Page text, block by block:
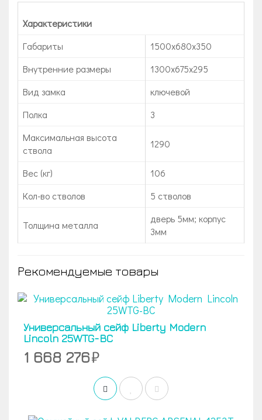
Характеристики
Габариты
1500x680x350
Внутренние размеры
1300х675х295
Вид замка
ключевой
Полка
3
Максимальная высота
ствола
1290
Вес (кг)
106
Кол-во стволов
5 стволов
Толщина металла
дверь 5мм; корпус
3мм
Рекомендуемые товары
Универсальный сейф Liberty Modern
Lincoln 25WTG-BC
1 668 276